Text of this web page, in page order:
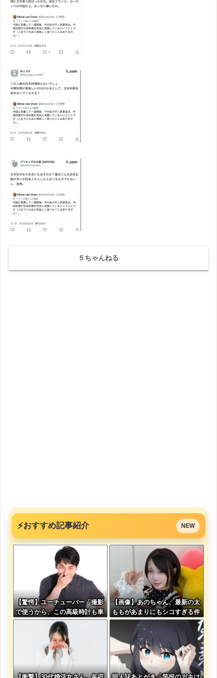
５ちゃんねる
⚡おすすめ記事紹介 NEW
【驚愕】ユーチューバー「撮影
で使うから、この高級時計も車
もぜ～んぶ経費でタダ！ｗ」←
まさかコレ本気にしてる奴なん
ておらんよな？よな？w w w w
w w w w w w w
【画像】あのちゃん、最新の太
ももがあまりにもシコすぎる件